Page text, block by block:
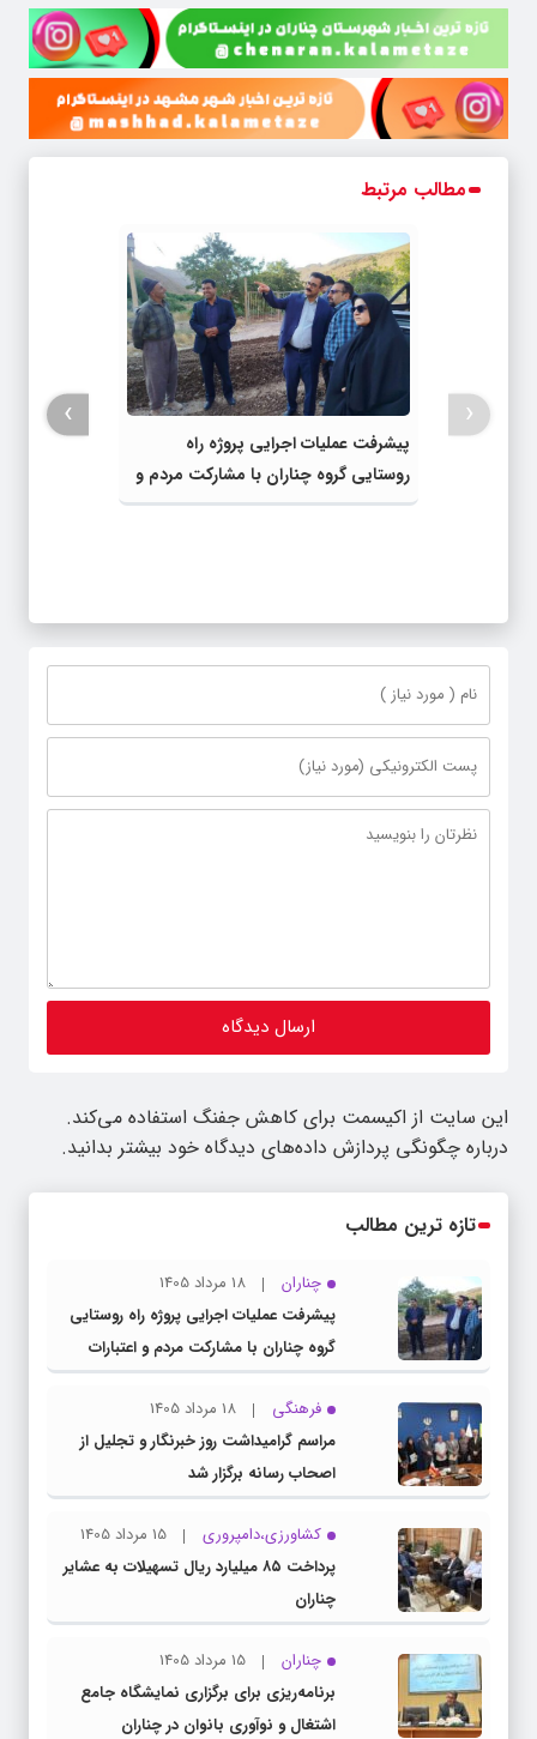
مطالب مرتبط
پیشرفت عملیات اجرایی پروژه راه
روستایی گروه چناران با مشارکت مردم و
اعتبارات دولتی
‹
›
این سایت از اکیسمت برای کاهش جفنگ استفاده می‌کند.
درباره چگونگی پردازش داده‌های دیدگاه خود بیشتر بدانید.
تازه ترین مطالب
چناران
18 مرداد 1405
پیشرفت عملیات اجرایی پروژه راه روستایی
گروه چناران با مشارکت مردم و اعتبارات
دولتی
فرهنگی
18 مرداد 1405
مراسم گرامیداشت روز خبرنگار و تجلیل از
اصحاب رسانه برگزار شد
کشاورزی،دامپروری
15 مرداد 1405
پرداخت ۸۵ میلیارد ریال تسهیلات به عشایر
چناران
چناران
15 مرداد 1405
برنامه‌ریزی برای برگزاری نمایشگاه جامع
اشتغال و نوآوری بانوان در چناران